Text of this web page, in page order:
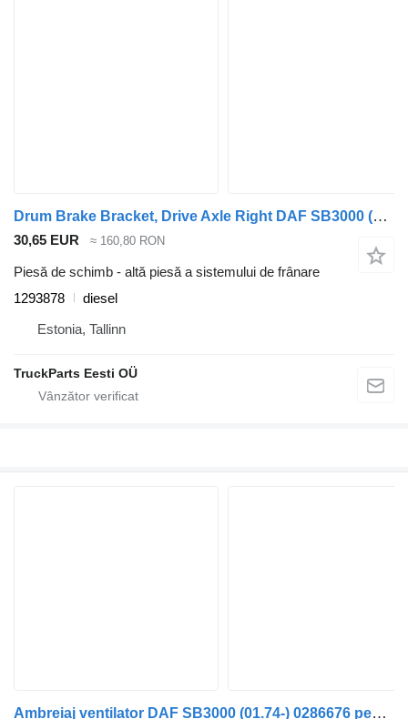
Drum Brake Bracket, Drive Axle Right DAF SB3000 (01.74-) 1293878 pentru autobuz DAF MB, B, FHD, EOS, DB, SB Bus (1970-2001)
30,65 EUR ≈ 160,80 RON
Piesă de schimb - altă piesă a sistemului de frânare
1293878
diesel
Estonia, Tallinn
TruckParts Eesti OÜ
Ambreiaj ventilator DAF SB3000 (01.74-) 0286676 pentru autobuz DAF MB, B, FHD, EOS, DB, SB Bus (1970-2001)